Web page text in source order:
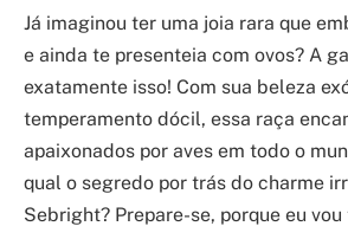
Já imaginou ter uma joia rara que
e ainda te presenteia com ovos? A
exatamente isso! Com sua beleza
temperamento dócil, essa raça
apaixonados por aves em todo o
qual o segredo por trás do charme
Sebright? Prepare-se, porque eu